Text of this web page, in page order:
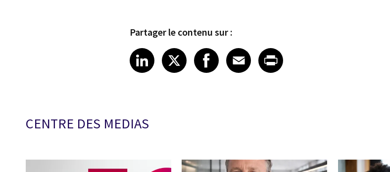
Partager le contenu sur :
Share article on LinkedIn
LinkedIn
Share article on X
XShare article on Facebook
Facebook
Share article on Email
Email
Share article on Print
CENTRE DES MEDIAS